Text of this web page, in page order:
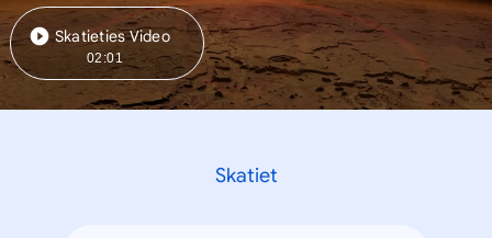
Skatieties Video
02:01
Skatiet